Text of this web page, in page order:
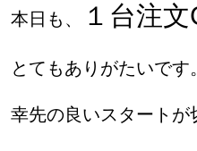
本日も、 １台注文
とてもありがたいです。
幸先の良いスタートが